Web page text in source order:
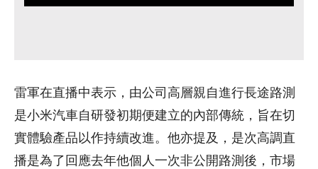
雷軍在直播中表示，由公司高層親自進行長途路測
是小米汽車自研發初期便建立的內部傳統，旨在切
實體驗產品以作持續改進。他亦提及，是次高調直
播是為了回應去年他個人一次非公開路測後，市場